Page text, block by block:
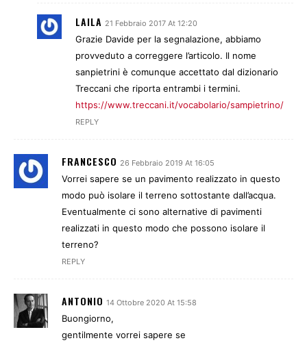
LAILA 21 Febbraio 2017 At 12:20
Grazie Davide per la segnalazione, abbiamo
provveduto a correggere l’articolo. Il nome
sanpietrini è comunque accettato dal dizionario
Treccani che riporta entrambi i termini.
https://www.treccani.it/vocabolario/sampietrino/
REPLY
FRANCESCO 26 Febbraio 2019 At 16:05
Vorrei sapere se un pavimento realizzato in questo
modo può isolare il terreno sottostante dall’acqua.
Eventualmente ci sono alternative di pavimenti
realizzati in questo modo che possono isolare il
terreno?
REPLY
ANTONIO 14 Ottobre 2020 At 15:58
Buongiorno,
gentilmente vorrei sapere se